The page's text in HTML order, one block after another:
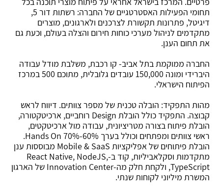
תחומי הפעילות האסטרטגיים של החברה: רשתות דור 5,
דיגיטל, פתרונות תקשורת לצרכנים ולארגונים, מוצרים
מתקדמים לניהול מערכי כוחות חירום והצלה בעולם, וכעת גם
את תחום הענן.
החברה ממוקמת בתל אביב- קו רכבת, משלבת מודל עבודה
היברידי ומונה 150,000 עובדים גלובלית, מתוכם 500 במרכז
הפיתוח הישראלי.
מהות התפקיד: הובלה טכנית של מספר צוותים. דיווח לראש
קבוצה. התפקיד כולל הובלת Design רוחביים, ארכיטקטורה,
הובלת פיתוח בצורה מטריציונית, עבודה מול ארכיטקטים,
ראשי צוותים ומפתחים וכולל בערך 60%-70% Hands On.
הובלת פיתוחים של אפליקציות Mobile & SaaS מבוססות ענן
מתקדמות וסקלאביליות, קוד ב-React Native, NodeJS,
TypeScript, ולקחת חלק מה-Innovation Center של הארגון
המשרת מיליוני לקוחות שנתי.